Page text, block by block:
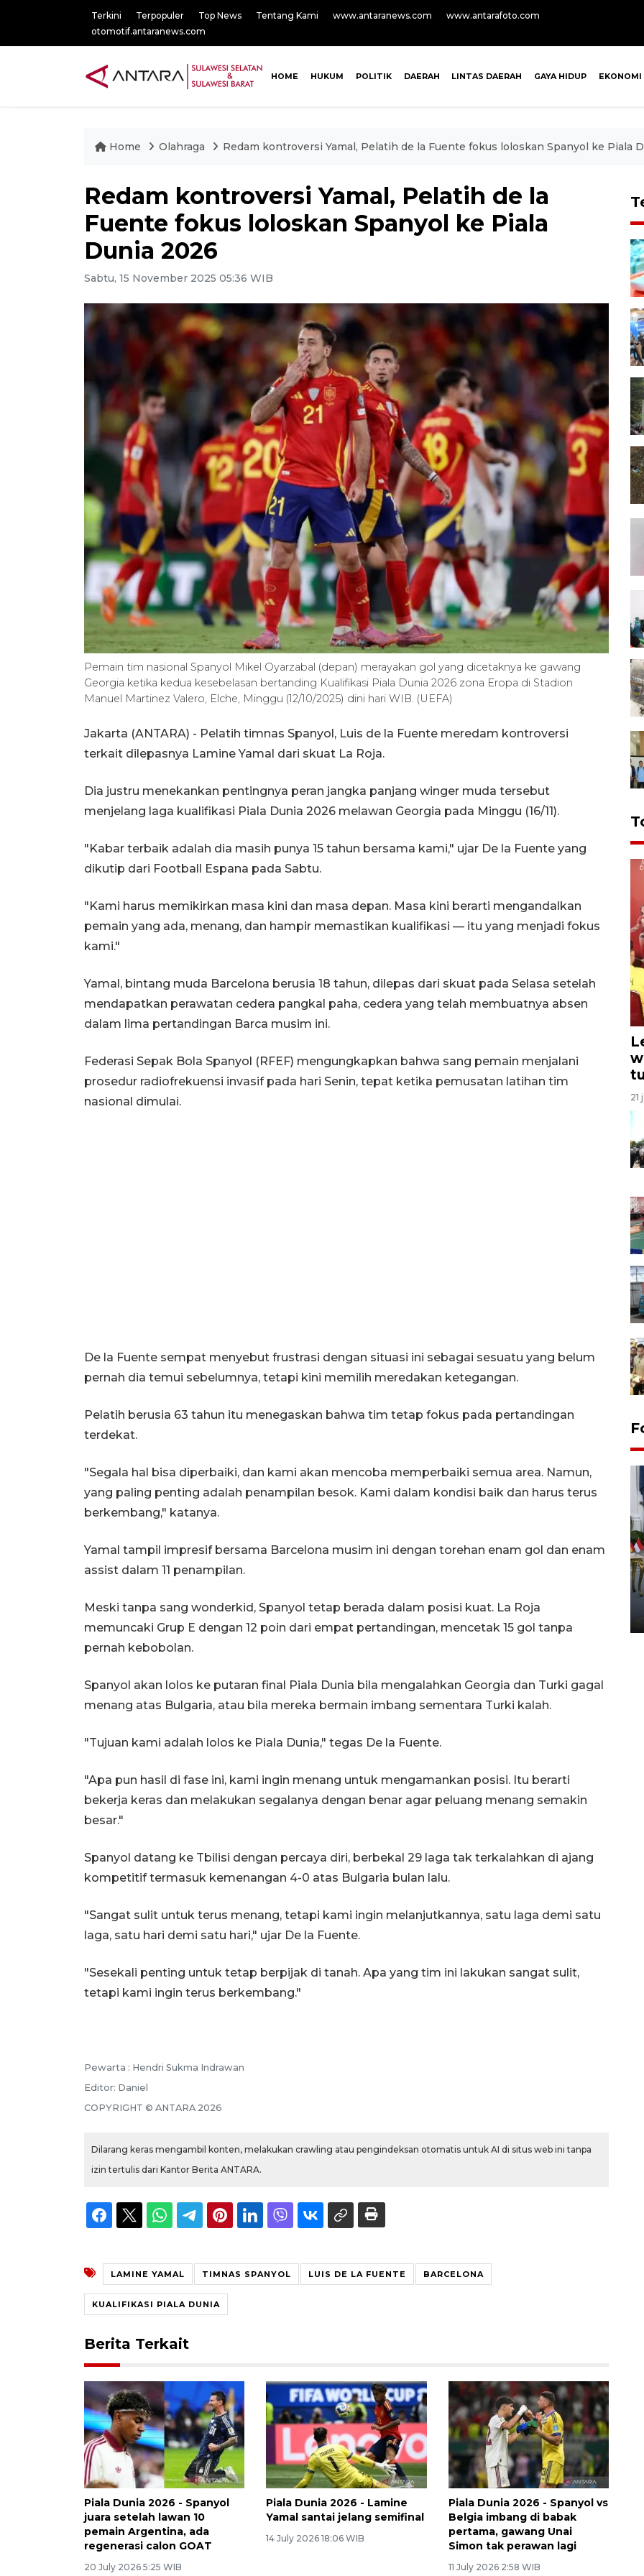
Terkini Terpopuler Top News Tentang Kami www.antaranews.com
www.antarafoto.com
otomotif.antaranews.com
HOME HUKUM POLITIK DAERAH LINTAS DAERAH GAYA HIDUP EKONOMI
Home Olahraga Redam kontroversi Yamal, Pelatih de la Fuente fokus loloskan Spanyol ke Piala
Redam kontroversi Yamal, Pelatih de la
Fuente fokus loloskan Spanyol ke Piala
Dunia 2026
Sabtu, 15 November 2025 05:36 WIB
Pemain tim nasional Spanyol Mikel Oyarzabal (depan) merayakan gol yang dicetaknya ke gawang
Georgia ketika kedua kesebelasan bertanding Kualifikasi Piala Dunia 2026 zona Eropa di Stadion
Manuel Martinez Valero, Elche, Minggu (12/10/2025) dini hari WIB. (UEFA)
Jakarta (ANTARA) - Pelatih timnas Spanyol, Luis de la Fuente meredam kontroversi
terkait dilepasnya Lamine Yamal dari skuat La Roja.
Dia justru menekankan pentingnya peran jangka panjang winger muda tersebut
menjelang laga kualifikasi Piala Dunia 2026 melawan Georgia pada Minggu (16/11).
"Kabar terbaik adalah dia masih punya 15 tahun bersama kami," ujar De la Fuente yang
dikutip dari Football Espana pada Sabtu.
"Kami harus memikirkan masa kini dan masa depan. Masa kini berarti mengandalkan
pemain yang ada, menang, dan hampir memastikan kualifikasi — itu yang menjadi fokus
kami."
Yamal, bintang muda Barcelona berusia 18 tahun, dilepas dari skuat pada Selasa setelah
mendapatkan perawatan cedera pangkal paha, cedera yang telah membuatnya absen
dalam lima pertandingan Barca musim ini.
Federasi Sepak Bola Spanyol (RFEF) mengungkapkan bahwa sang pemain menjalani
prosedur radiofrekuensi invasif pada hari Senin, tepat ketika pemusatan latihan tim
nasional dimulai.
De la Fuente sempat menyebut frustrasi dengan situasi ini sebagai sesuatu yang belum
pernah dia temui sebelumnya, tetapi kini memilih meredakan ketegangan.
Pelatih berusia 63 tahun itu menegaskan bahwa tim tetap fokus pada pertandingan
terdekat.
"Segala hal bisa diperbaiki, dan kami akan mencoba memperbaiki semua area. Namun,
yang paling penting adalah penampilan besok. Kami dalam kondisi baik dan harus terus
berkembang," katanya.
Yamal tampil impresif bersama Barcelona musim ini dengan torehan enam gol dan enam
assist dalam 11 penampilan.
Meski tanpa sang wonderkid, Spanyol tetap berada dalam posisi kuat. La Roja
memuncaki Grup E dengan 12 poin dari empat pertandingan, mencetak 15 gol tanpa
pernah kebobolan.
Spanyol akan lolos ke putaran final Piala Dunia bila mengalahkan Georgia dan Turki gagal
menang atas Bulgaria, atau bila mereka bermain imbang sementara Turki kalah.
"Tujuan kami adalah lolos ke Piala Dunia," tegas De la Fuente.
"Apa pun hasil di fase ini, kami ingin menang untuk mengamankan posisi. Itu berarti
bekerja keras dan melakukan segalanya dengan benar agar peluang menang semakin
besar."
Spanyol datang ke Tbilisi dengan percaya diri, berbekal 29 laga tak terkalahkan di ajang
kompetitif termasuk kemenangan 4-0 atas Bulgaria bulan lalu.
"Sangat sulit untuk terus menang, tetapi kami ingin melanjutkannya, satu laga demi satu
laga, satu hari demi satu hari," ujar De la Fuente.
"Sesekali penting untuk tetap berpijak di tanah. Apa yang tim ini lakukan sangat sulit,
tetapi kami ingin terus berkembang."
Pewarta : Hendri Sukma Indrawan
Editor: Daniel
COPYRIGHT © ANTARA 2026
Dilarang keras mengambil konten, melakukan crawling atau pengindeksan otomatis untuk AI di situs web ini tanpa
izin tertulis dari Kantor Berita ANTARA.
LAMINE YAMAL TIMNAS SPANYOL LUIS DE LA FUENTE BARCELONA
KUALIFIKASI PIALA DUNIA
Berita Terkait
Piala Dunia 2026 - Spanyol
juara setelah lawan 10
pemain Argentina, ada
regenerasi calon GOAT
20 July 2026 5:25 WIB
Piala Dunia 2026 - Lamine
Yamal santai jelang semifinal
14 July 2026 18:06 WIB
Piala Dunia 2026 - Spanyol vs
Belgia imbang di babak
pertama, gawang Unai
Simon tak perawan lagi
11 July 2026 2:58 WIB
21
02 April 2026 12:51 WIB